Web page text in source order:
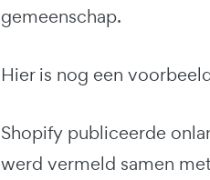
gemeenschap.
Hier is nog een
Shopify publiceerde
werd vermeld samen